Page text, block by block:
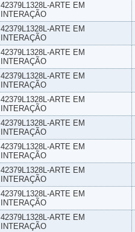
42379L1328L-ARTE EM
INTERAÇÃO
42379L1328L-ARTE EM
INTERAÇÃO
42379L1328L-ARTE EM
INTERAÇÃO
42379L1328L-ARTE EM
INTERAÇÃO
42379L1328L-ARTE EM
INTERAÇÃO
42379L1328L-ARTE EM
INTERAÇÃO
42379L1328L-ARTE EM
INTERAÇÃO
42379L1328L-ARTE EM
INTERAÇÃO
42379L1328L-ARTE EM
INTERAÇÃO
42379L1328L-ARTE EM
INTERAÇÃO